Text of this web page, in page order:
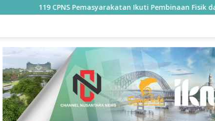
119 CPNS Pemasyarakatan Ikuti Pembinaan Fisik dan